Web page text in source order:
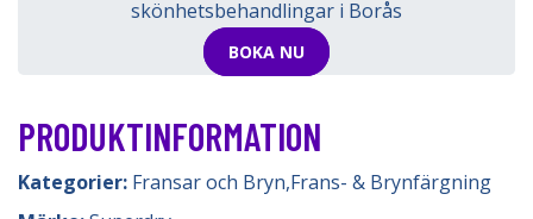
skönhetsbehandlingar i Borås
BOKA NU
PRODUKTINFORMATION
Kategorier: Fransar och Bryn,Frans- & Brynfärgning